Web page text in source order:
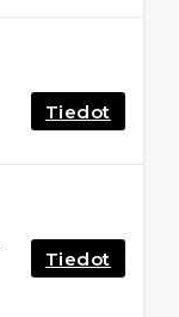
Tiedot
Tiedot